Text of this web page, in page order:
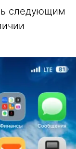
следующим